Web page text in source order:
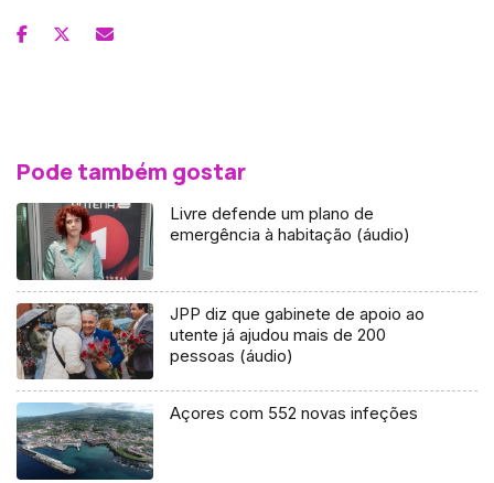
Pode também gostar
Livre defende um plano de
emergência à habitação (áudio)
JPP diz que gabinete de apoio ao
utente já ajudou mais de 200
pessoas (áudio)
Açores com 552 novas infeções